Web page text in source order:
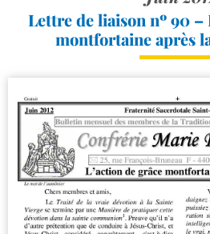
Lettre de liaison nº 90 –
montfortaine après